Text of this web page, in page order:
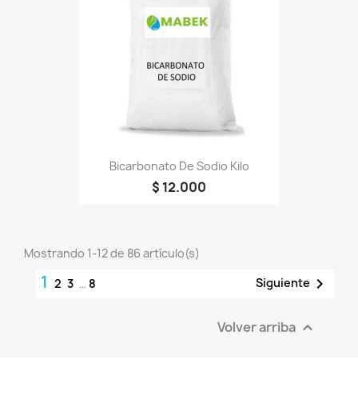
Bicarbonato De Sodio Kilo
$ 12.000
Mostrando 1-12 de 86 artículo(s)
1 2 3 … 8 Siguiente 
Volver arriba 